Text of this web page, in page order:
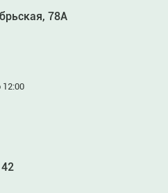
78А
12:00